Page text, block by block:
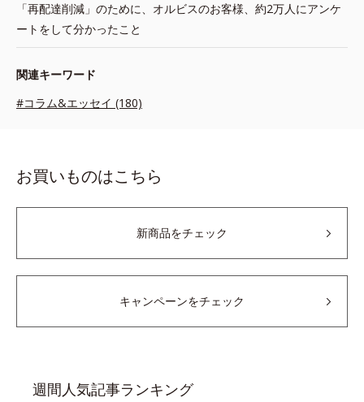
「再配達削減」のために、オルビスのお客様、約2万人にアンケ
ートをして分かったこと
関連キーワード
#コラム&エッセイ (180)
お買いものはこちら
新商品をチェック
キャンペーンをチェック
週間人気記事ランキング